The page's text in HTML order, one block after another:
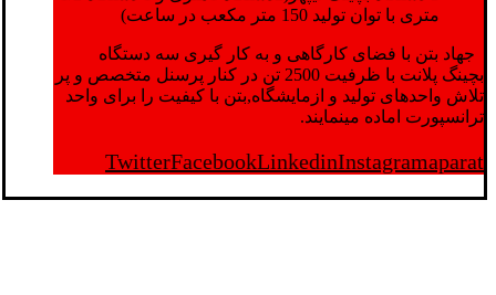
متری با توان تولید 150 متر مکعب در ساعت)
جهاد بتن با فضای کارگاهی و به کار گیری سه دستگاه
بچینگ پلانت با ظرفیت 2500 تن در کنار پرسنل متخصص و پر
تلاش واحدهای تولید و ازمایشگاه,بتن با کیفیت را برای واحد
ترانسپورت اماده مینمایند.
TwitterFacebookLinkedinInstagramaparat